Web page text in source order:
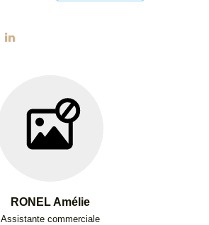
RONEL Amélie
Assistante commerciale